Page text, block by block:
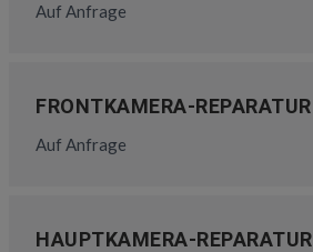
Auf Anfrage
FRONTKAMERA-REPARATUR
Auf Anfrage
HAUPTKAMERA-REPARATUR